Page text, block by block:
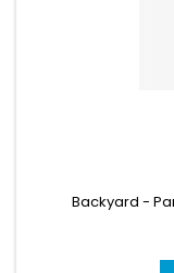
Backyard -